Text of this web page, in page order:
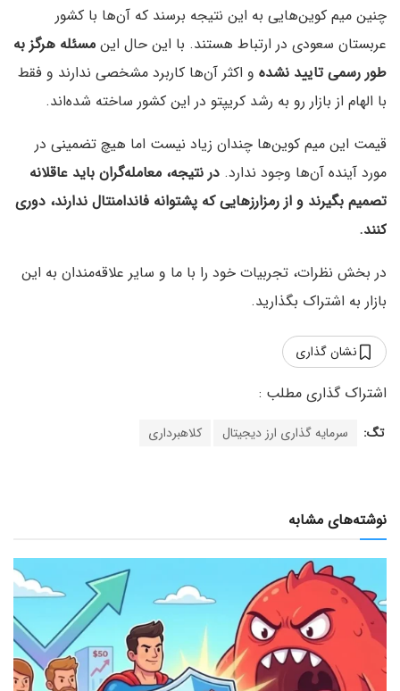
چنین میم کوین‌هایی به این نتیجه برسند که آن‌ها با کشور
عربستان سعودی در ارتباط هستند. با این حال این مسئله هرگز به
طور رسمی تایید نشده و اکثر آن‌ها کاربرد مشخصی ندارند و فقط
با الهام از بازار رو به رشد کریپتو در این کشور ساخته‌ شده‌اند.
قیمت این میم کوین‌ها چندان زیاد نیست اما هیچ تضمینی در
مورد آینده آن‌ها وجود ندارد. در نتیجه، معامله‌گران باید عاقلانه
تصمیم بگیرند و از رمزارزهایی که پشتوانه فاندامنتال ندارند، دوری
کنند.
در بخش نظرات، تجربیات خود را با ما و سایر علاقه‌مندان به این
بازار به اشتراک بگذارید.
نشان گذاری
تگ: سرمایه گذاری ارز دیجیتال کلاهبرداری
نوشته‌های مشابه